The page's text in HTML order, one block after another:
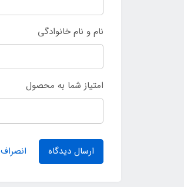
نام و نام خانوادگی
امتیاز شما به محصول
ارسال دیدگاه انصراف